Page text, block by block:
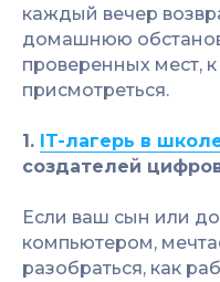
каждый вечер
домашнюю
проверенных мест,
присмотреться.
1. IT-лагерь в
создателей
Если ваш сын или
компьютером,
разобраться, как